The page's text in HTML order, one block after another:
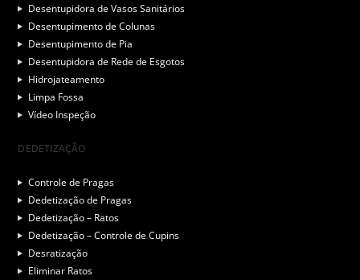
Desentupidora de Vasos Sanitários
Desentupimento de Colunas
Desentupimento de Pia
Desentupidora de Rede de Esgotos
Hidrojateamento
Limpa Fossa
Vídeo Inspeção
DEDETIZAÇÃO
Controle de Pragas
Dedetização de Pragas
Dedetização – Ratos
Dedetização – Controle de Cupins
Desratização
Eliminar Ratos